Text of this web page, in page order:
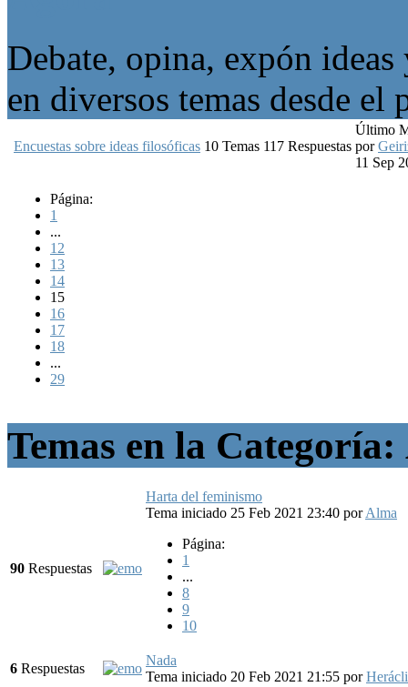
Debate, opina, expón
en diversos temas desde
Encuestas sobre ideas filosóficas 10 Temas 117 Respuestas
Último
por
11 Sep
Página:
1
...
12
13
14
15
16
17
18
...
29
Temas en la
90 Respuestas
Harta del feminismo
Tema iniciado 25 Feb 2021 23:40 porAlma
Página:
1
...
8
9
10
6 Respuestas
Nada
Tema iniciado 20 Feb 2021 21:55 por